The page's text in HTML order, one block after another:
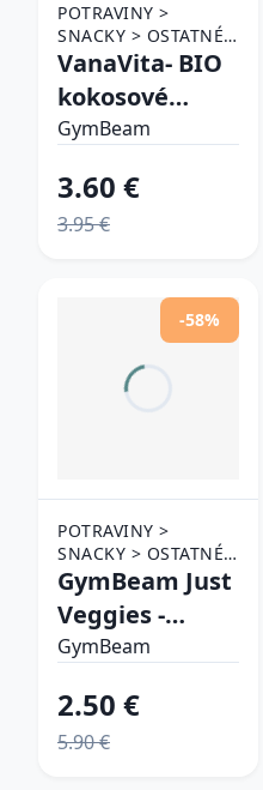
POTRAVINY >
SNACKY > OSTATNÉ
SNACKY
VanaVita- BIO
kokosové
chipsy natural
GymBeam
3.60 €
3.95 €
-58%
POTRAVINY >
SNACKY > OSTATNÉ
SNACKY
GymBeam Just
Veggies -
sladké
GymBeam
2.50 €
5.90 €